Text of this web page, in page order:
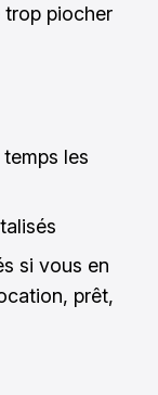
trop piocher
les
si vous en
prêt,